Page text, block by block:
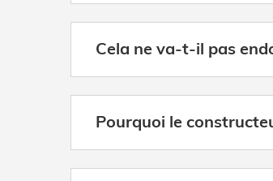
Cela ne va-t-il pas
Pourquoi le